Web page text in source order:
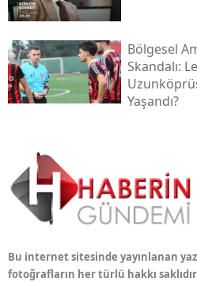
Bölgesel
Skandalı:
Yaşandı?
Bu internet sitesinde yayınlanan
fotoğrafların her türlü hakkı